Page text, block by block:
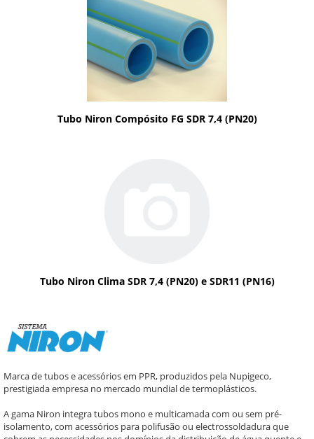
Tubo Niron Compósito FG SDR 7,4 (PN20)
Tubo Niron Clima SDR 7,4 (PN20) e SDR11 (PN16)
Marca de tubos e acessórios em PPR, produzidos pela Nupigeco,
prestigiada empresa no mercado mundial de termoplásticos.
A gama Niron integra tubos mono e multicamada com ou sem pré-
isolamento, com acessórios para polifusão ou electrossoldadura que